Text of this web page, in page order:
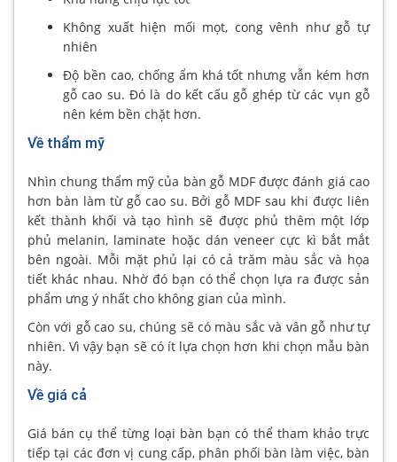
Không xuất hiện mối mọt, cong vênh như gỗ tự
nhiên
Độ bền cao, chống ẩm khá tốt nhưng vẫn kém hơn
gỗ cao su. Đó là do kết cấu gỗ ghép từ các vụn gỗ
nên kém bền chặt hơn.
Về thẩm mỹ
Nhìn chung thẩm mỹ của bàn gỗ MDF được đánh giá cao
hơn bàn làm từ gỗ cao su. Bởi gỗ MDF sau khi được liên
kết thành khối và tạo hình sẽ được phủ thêm một lớp
phủ melanin, laminate hoặc dán veneer cực kì bắt mắt
bên ngoài. Mỗi mặt phủ lại có cả trăm màu sắc và họa
tiết khác nhau. Nhờ đó bạn có thể chọn lựa ra được sản
phẩm ưng ý nhất cho không gian của mình.
Còn với gỗ cao su, chúng sẽ có màu sắc và vân gỗ như tự
nhiên. Vì vậy bạn sẽ có ít lựa chọn hơn khi chọn mẫu bàn
này.
Về giá cả
Giá bán cụ thể từng loại bàn bạn có thể tham khảo trực
tiếp tại các đơn vị cung cấp, phân phối bàn làm việc, bàn